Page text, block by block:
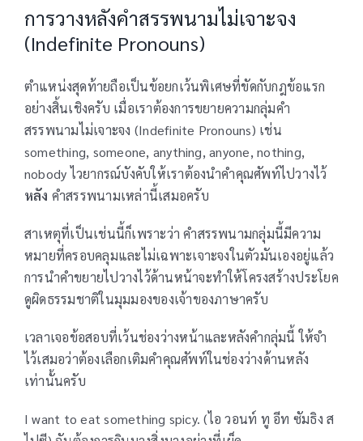
การวางหลังคำสรรพนามไม่เจาะจง
(Indefinite Pronouns)
ตำแหน่งสุดท้ายถือเป็นข้อยกเว้นพิเศษที่ขัดกับกฎข้อแรก
อย่างสิ้นเชิงครับ เมื่อเราต้องการขยายความกลุ่มคำ
สรรพนามไม่เจาะจง (Indefinite Pronouns) เช่น
something, someone, anything, anyone, nothing,
nobody ไวยากรณ์บังคับให้เราต้องนำคำคุณศัพท์ไปวางไว้
หลัง คำสรรพนามเหล่านี้เสมอครับ
สาเหตุที่เป็นเช่นนี้ก็เพราะว่า คำสรรพนามกลุ่มนี้มีความ
หมายที่ครอบคลุมและไม่เฉพาะเจาะจงในตัวมันเองอยู่แล้ว
การนำคำขยายไปวางไว้ด้านหน้าจะทำให้โครงสร้างประโยค
ดูผิดธรรมชาติในมุมมองของเจ้าของภาษาครับ
เวลาเจอข้อสอบที่เว้นช่องว่างหน้าและหลังคำกลุ่มนี้ ให้จำ
ไว้เสมอว่าต้องเลือกเติมคำคุณศัพท์ในช่องว่างด้านหลัง
เท่านั้นครับ
I want to eat something spicy. (ไอ วอนท์ ทู อีท ซัมธิง ส